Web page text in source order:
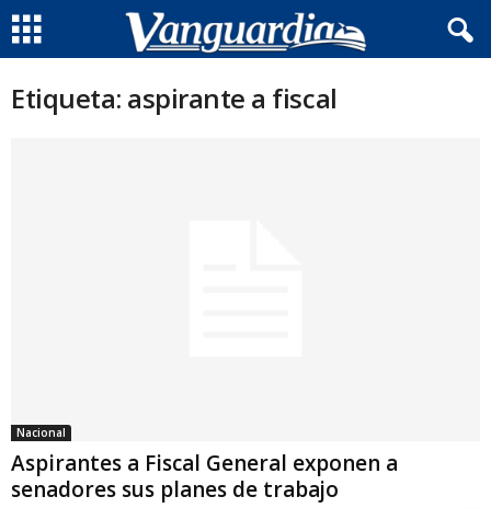
Etiqueta: aspirante a fiscal
Nacional
Aspirantes a Fiscal General exponen a
senadores sus planes de trabajo